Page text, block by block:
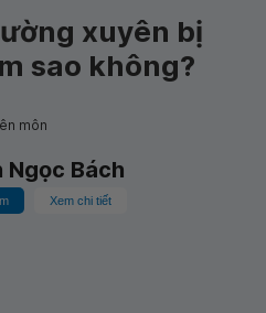
xuyên bị
sao không?
môn
Ngọc Bách
Xem chi tiết